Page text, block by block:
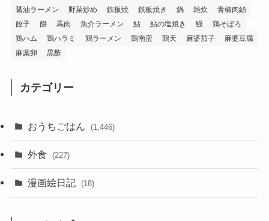
醤油ラーメン
野菜炒め 鉄板焼 鉄板焼き 鍋 雑炊
青椒肉絲
餃子
餅 馬肉 魚介ラーメン 鮎 鮎の塩焼き 鰻
鶏そぼろ
鶏ハム
鶏ハラミ 鶏ラーメン 鶏南蛮 鶏天 麻婆茄子
麻婆豆腐
麻薬卵
黒酢
カテゴリー
おうちごはん (1,446)
外食 (227)
漫画絵日記 (18)